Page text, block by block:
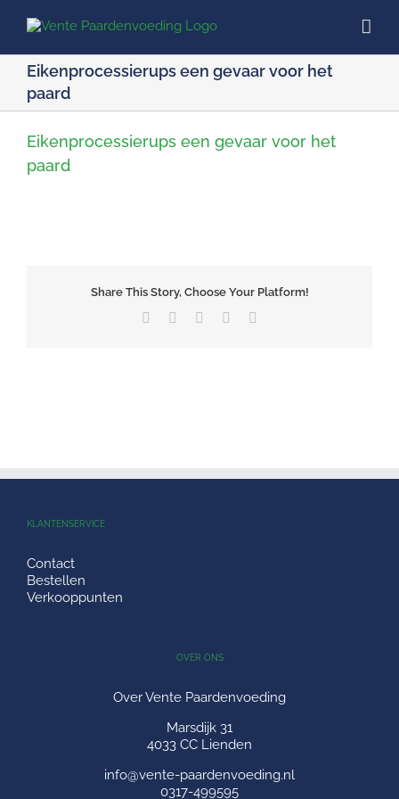
Eikenprocessierups een gevaar voor het
paard
Eikenprocessierups een gevaar voor het
paard
Share This Story, Choose Your Platform!
Facebook LinkedInPinterest
KLANTENSERVICE
Contact
Bestellen
Verkooppunten
OVER ONS
Over Vente Paardenvoeding
Marsdijk 31
4033 CC Lienden
info@vente-paardenvoeding.nl
0317-499595